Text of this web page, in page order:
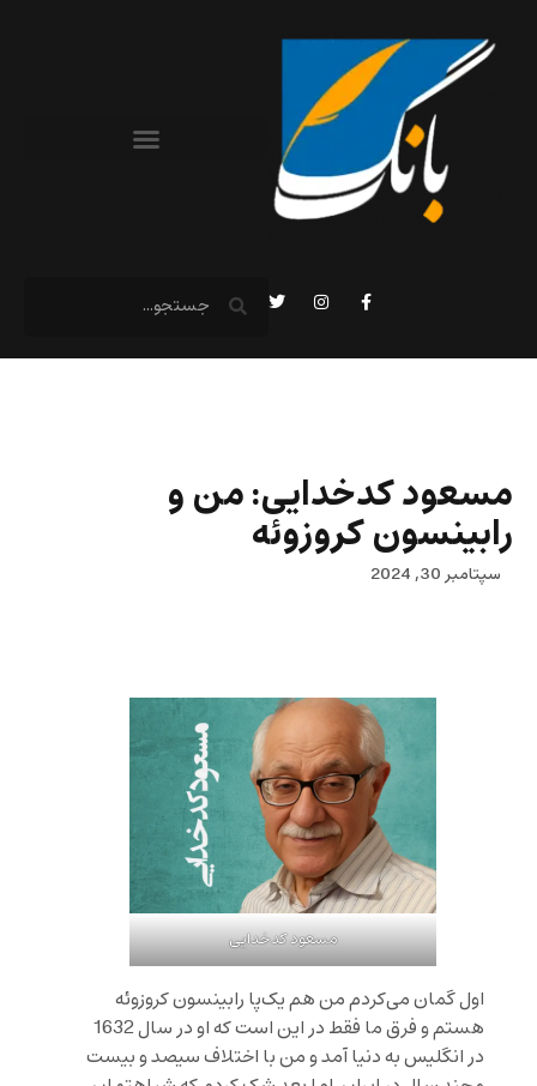
مسعود کدخدایی: من و
رابینسون کروزوئه
سپتامبر 30, 2024
مسعود کدخدایی
اول گمان می‌کردم من هم یک‌پا رابینسون کروزوئه
هستم و فرق ما فقط در این است که او در سال 1632
در انگلیس به دنیا آمد و من با اختلاف سیصد و بیست